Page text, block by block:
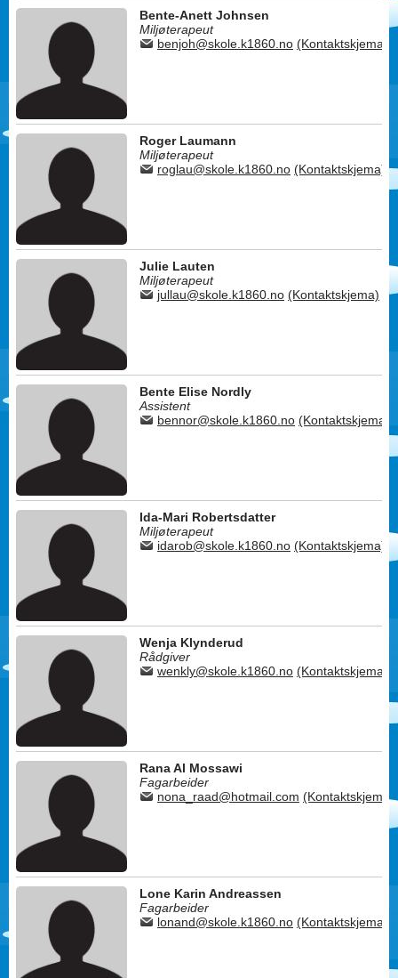
Bente-Anett Johnsen
Miljøterapeut
benjoh@skole.k1860.no (Kontaktskjema)
Roger Laumann
Miljøterapeut
roglau@skole.k1860.no (Kontaktskjema)
Julie Lauten
Miljøterapeut
jullau@skole.k1860.no (Kontaktskjema)
Bente Elise Nordly
Assistent
bennor@skole.k1860.no (Kontaktskjema)
Ida-Mari Robertsdatter
Miljøterapeut
idarob@skole.k1860.no (Kontaktskjema)
Wenja Klynderud
Rådgiver
wenkly@skole.k1860.no (Kontaktskjema)
Rana Al Mossawi
Fagarbeider
nona_raad@hotmail.com (Kontaktskjema)
Lone Karin Andreassen
Fagarbeider
lonand@skole.k1860.no (Kontaktskjema)